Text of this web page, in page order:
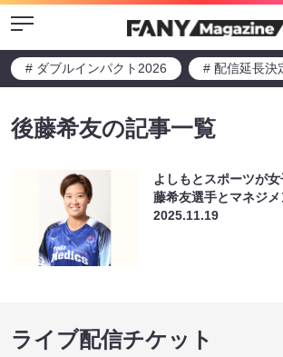
Menu
# ダブルインパクト2026 # 配信延長決
後藤希友の記事一覧
よしもとスポーツが
藤希友選手とマネジ
2025.11.19
ライブ配信チケット